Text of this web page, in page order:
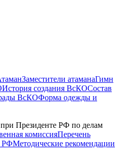
Заместители атаманаГимн
История создания ВсКОСостав
ВсКОФорма одежды и
Президенте РФ по делам
комиссияПеречень
РФМетодические рекомендации